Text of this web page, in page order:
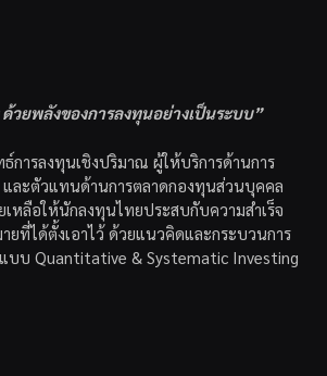
ด้วยพลังของการลงทุนอย่างเป็นระบบ”
การลงทุนเชิงปริมาณ ผู้ให้บริการด้านการ
ละตัวแทนด้านการตลาดกองทุนส่วนบุคคล
หลือให้นักลงทุนไทยประสบกับความสำเร็จ
ยที่ได้ตั้งเอาไว้ ด้วยแนวคิดและกระบวนการ
บบ Quantitative & Systematic Investing